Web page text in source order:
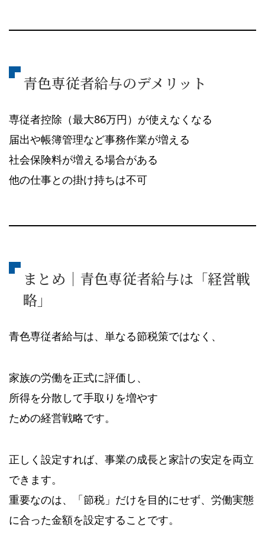
青色専従者給与のデメリット
専従者控除（最大86万円）が使えなくなる
届出や帳簿管理など事務作業が増える
社会保険料が増える場合がある
他の仕事との掛け持ちは不可
まとめ｜青色専従者給与は「経営戦
略」
青色専従者給与は、単なる節税策ではなく、
家族の労働を正式に評価し、
所得を分散して手取りを増やす
ための経営戦略です。
正しく設定すれば、事業の成長と家計の安定を両立
できます。
重要なのは、「節税」だけを目的にせず、労働実態
に合った金額を設定することです。